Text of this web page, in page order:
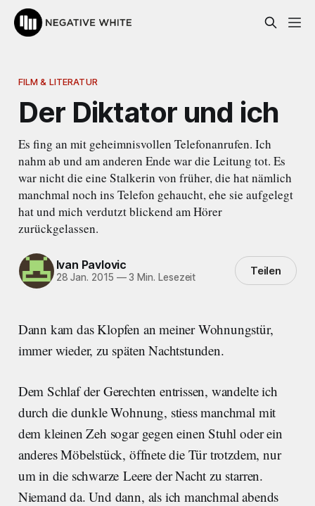
FILM & LITERATUR
Der Diktator und ich
Es fing an mit geheimnisvollen Telefonanrufen. Ich
nahm ab und am anderen Ende war die Leitung tot. Es
war nicht die eine Stalkerin von früher, die hat nämlich
manchmal noch ins Telefon gehaucht, ehe sie aufgelegt
hat und mich verdutzt blickend am Hörer
zurückgelassen.
Ivan Pavlovic
28 Jan. 2015 —3 Min. Lesezeit Teilen
Dann kam das Klopfen an meiner Wohnungstür,
immer wieder, zu späten Nachtstunden.
Dem Schlaf der Gerechten entrissen, wandelte ich
durch die dunkle Wohnung, stiess manchmal mit
dem kleinen Zeh sogar gegen einen Stuhl oder ein
anderes Möbelstück, öffnete die Tür trotzdem, nur
um in die schwarze Leere der Nacht zu starren.
Niemand da. Und dann, als ich manchmal abends